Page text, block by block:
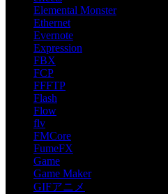
Elemental Monster
Ethernet
Evernote
Expression
FBX
FCP
FFFTP
Flash
Flow
flv
FMCore
FumeFX
Game
Game Maker
GIFアニメ